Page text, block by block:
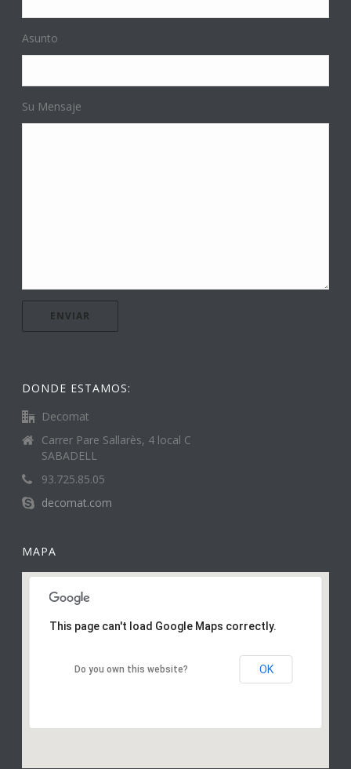
Asunto
Su Mensaje
DONDE ESTAMOS:
Decomat
Carrer Pare Sallarès, 4 local C
SABADELL
93.725.85.05
decomat.com
MAPA
This page can't load Google Maps correctly.
Do you own this website? OK